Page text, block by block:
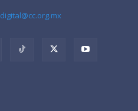
digital@cc.org.mx